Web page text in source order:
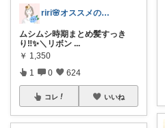
riri🌸オススメのものだけ🌸
ムシムシ時期まとめ髪すっき
り‼︎✨＼リボン ...
￥ 1,350
1 0 624
コレ いいね